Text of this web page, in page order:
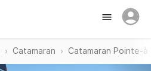
Catamaran Catamaran Pointe-